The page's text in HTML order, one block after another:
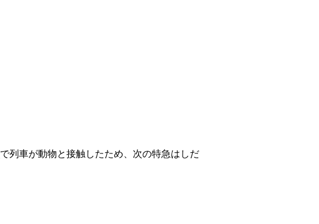
で列車が動物と接触したため、次の特急はしだ